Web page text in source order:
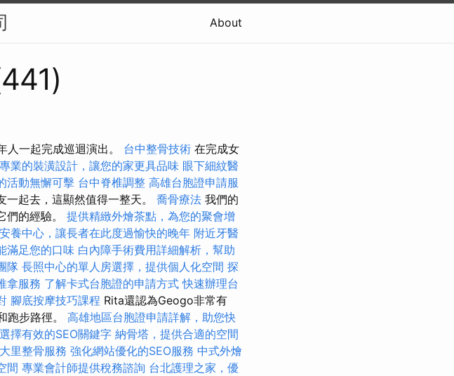
About
人一起完成巡迴演出。 台中整骨技術 在完成女
專業的裝潢設計，讓您的家更具品味 眼下細紋醫
活動無懈可擊 台中脊椎調整 高雄台胞證申請服
起去，這顯然值得一整天。 喬骨療法 我們的
們的經驗。 提供精緻外燴茶點，為您的聚會增
安養中心，讓長者在此度過愉快的晚年 附近牙醫
滿足您的口味 白內障手術費用詳細解析，幫助
隊 長照中心的單人房選擇，提供個人化空間 探
拿服務 了解卡式台胞證的申請方式 快速辦理台
腳底按摩技巧課程 Rita還認為Geogo非常有
跑步路徑。 高雄地區台胞證申請詳解，助您快
擇有效的SEO關鍵字 納骨塔，提供合適的空間
大里整骨服務 強化網站優化的SEO服務 中式外燴
間 專業會計師提供稅務諮詢 台北護理之家，優